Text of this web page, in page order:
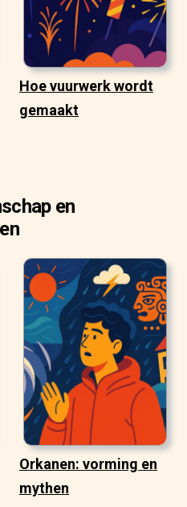
Hoe vuurwerk wordt
gemaakt
en
Orkanen: vorming en
mythen